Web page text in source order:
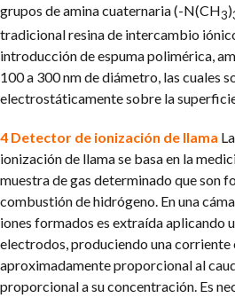
grupos de amina cuaternaria (-N(CH3)
tradicional resina de intercambio
introducción de espuma polimérica,
100 a 300 nm de diámetro, las cuales
electrostáticamente sobre la
4 Detector de ionización de llama
ionización de llama se basa en la
muestra de gas determinado que son
combustión de hidrógeno. En una
iones formados es extraída aplicando
electrodos, produciendo una corriente
aproximadamente proporcional al
proporcional a su concentración. Es